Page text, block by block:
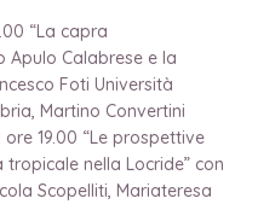
“La capra
Apulo Calabrese e la
Foti Università
Martino Convertini
ore 19.00 “Le prospettive
nella Locride” con
Scopelliti, Mariateresa